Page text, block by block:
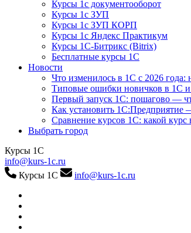
Курсы 1с документооборот
Курсы 1с ЗУП
Курсы 1с ЗУП КОРП
Курсы 1с Яндекс Практикум
Курсы 1С-Битрикс (Bitrix)
Бесплатные курсы 1С
Новости
Что изменилось в 1С с 2026 года:
Типовые ошибки новичков в 1С и
Первый запуск 1С: пошагово —
Как установить
Сравнение курсов 1С: какой курс
Выбрать город
Курсы 1С
info@kurs-1c.ru
Курсы 1С
info@kurs-1c.ru